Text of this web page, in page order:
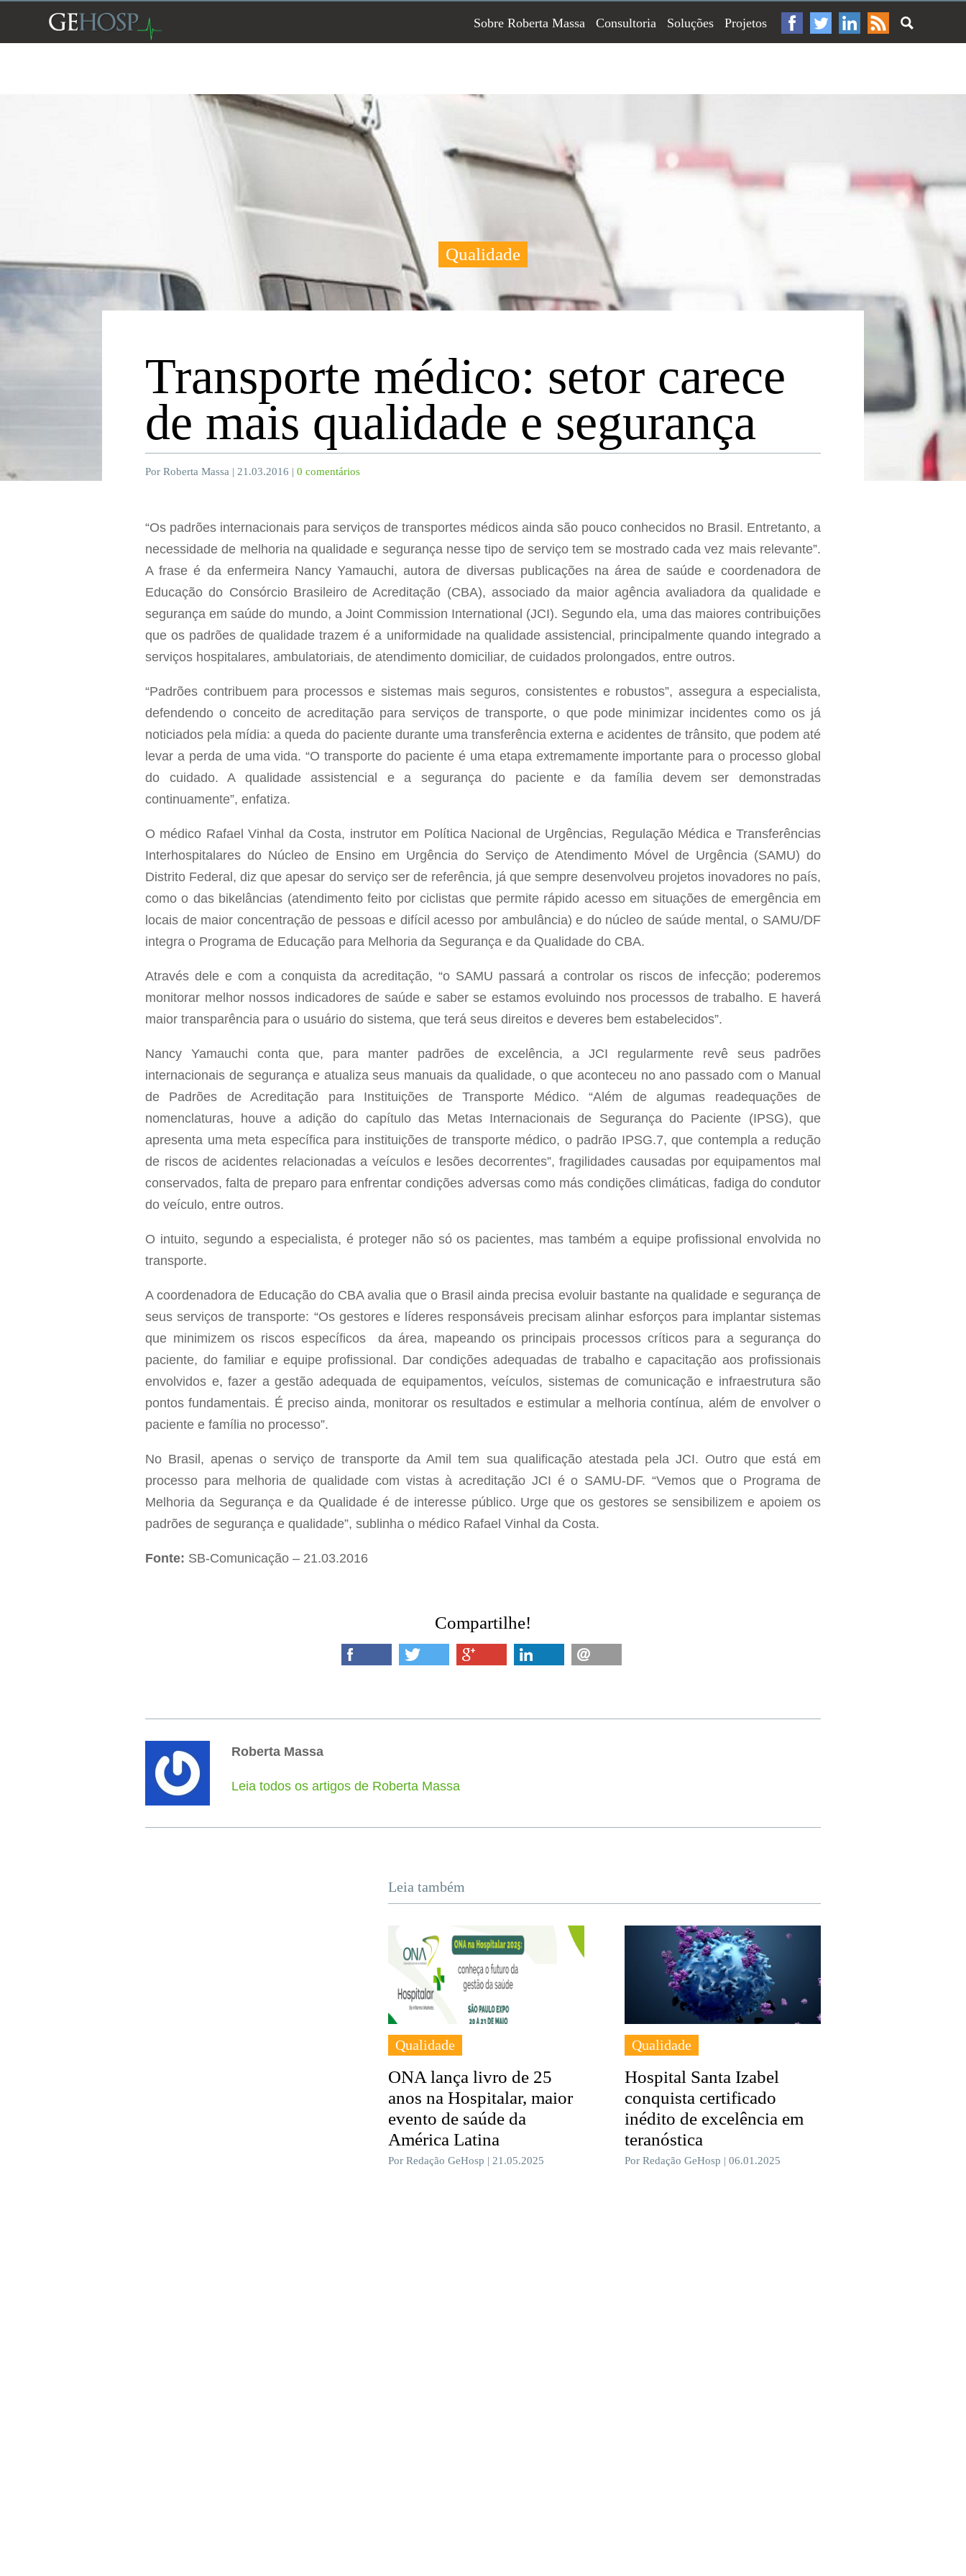
Sobre Roberta Massa Consultoria Soluções Projetos
Qualidade
Transporte médico: setor carece
de mais qualidade e segurança
Por Roberta Massa | 21.03.2016 | 0 comentários
“Os padrões internacionais para serviços de transportes médicos ainda são pouco conhecidos no Brasil. Entretanto, a
necessidade de melhoria na qualidade e segurança nesse tipo de serviço tem se mostrado cada vez mais relevante”.
A frase é da enfermeira Nancy Yamauchi, autora de diversas publicações na área de saúde e coordenadora de
Educação do Consórcio Brasileiro de Acreditação (CBA), associado da maior agência avaliadora da qualidade e
segurança em saúde do mundo, a Joint Commission International (JCI). Segundo ela, uma das maiores contribuições
que os padrões de qualidade trazem é a uniformidade na qualidade assistencial, principalmente quando integrado a
serviços hospitalares, ambulatoriais, de atendimento domiciliar, de cuidados prolongados, entre outros.
“Padrões contribuem para processos e sistemas mais seguros, consistentes e robustos”, assegura a especialista,
defendendo o conceito de acreditação para serviços de transporte, o que pode minimizar incidentes como os já
noticiados pela mídia: a queda do paciente durante uma transferência externa e acidentes de trânsito, que podem até
levar a perda de uma vida. “O transporte do paciente é uma etapa extremamente importante para o processo global
do cuidado. A qualidade assistencial e a segurança do paciente e da família devem ser demonstradas
continuamente”, enfatiza.
O médico Rafael Vinhal da Costa, instrutor em Política Nacional de Urgências, Regulação Médica e Transferências
Interhospitalares do Núcleo de Ensino em Urgência do Serviço de Atendimento Móvel de Urgência (SAMU) do
Distrito Federal, diz que apesar do serviço ser de referência, já que sempre desenvolveu projetos inovadores no país,
como o das bikelâncias (atendimento feito por ciclistas que permite rápido acesso em situações de emergência em
locais de maior concentração de pessoas e difícil acesso por ambulância) e do núcleo de saúde mental, o SAMU/DF
integra o Programa de Educação para Melhoria da Segurança e da Qualidade do CBA.
Através dele e com a conquista da acreditação, “o SAMU passará a controlar os riscos de infecção; poderemos
monitorar melhor nossos indicadores de saúde e saber se estamos evoluindo nos processos de trabalho. E haverá
maior transparência para o usuário do sistema, que terá seus direitos e deveres bem estabelecidos”.
Nancy Yamauchi conta que, para manter padrões de excelência, a JCI regularmente revê seus padrões
internacionais de segurança e atualiza seus manuais da qualidade, o que aconteceu no ano passado com o Manual
de Padrões de Acreditação para Instituições de Transporte Médico. “Além de algumas readequações de
nomenclaturas, houve a adição do capítulo das Metas Internacionais de Segurança do Paciente (IPSG), que
apresenta uma meta específica para instituições de transporte médico, o padrão IPSG.7, que contempla a redução
de riscos de acidentes relacionadas a veículos e lesões decorrentes”, fragilidades causadas por equipamentos mal
conservados, falta de preparo para enfrentar condições adversas como más condições climáticas, fadiga do condutor
do veículo, entre outros.
O intuito, segundo a especialista, é proteger não só os pacientes, mas também a equipe profissional envolvida no
transporte.
A coordenadora de Educação do CBA avalia que o Brasil ainda precisa evoluir bastante na qualidade e segurança de
seus serviços de transporte: “Os gestores e líderes responsáveis precisam alinhar esforços para implantar sistemas
que minimizem os riscos específicos da área, mapeando os principais processos críticos para a segurança do
paciente, do familiar e equipe profissional. Dar condições adequadas de trabalho e capacitação aos profissionais
envolvidos e, fazer a gestão adequada de equipamentos, veículos, sistemas de comunicação e infraestrutura são
pontos fundamentais. É preciso ainda, monitorar os resultados e estimular a melhoria contínua, além de envolver o
paciente e família no processo”.
No Brasil, apenas o serviço de transporte da Amil tem sua qualificação atestada pela JCI. Outro que está em
processo para melhoria de qualidade com vistas à acreditação JCI é o SAMU-DF. “Vemos que o Programa de
Melhoria da Segurança e da Qualidade é de interesse público. Urge que os gestores se sensibilizem e apoiem os
padrões de segurança e qualidade”, sublinha o médico Rafael Vinhal da Costa.
Fonte: SB-Comunicação – 21.03.2016
Compartilhe!
Roberta Massa
Leia todos os artigos de Roberta Massa
Leia também
Qualidade
ONA lança livro de 25
anos na Hospitalar, maior
evento de saúde da
América Latina
Por Redação GeHosp | 21.05.2025
Qualidade
Hospital Santa Izabel
conquista certificado
inédito de excelência em
teranóstica
Por Redação GeHosp | 06.01.2025